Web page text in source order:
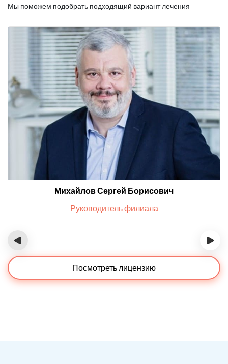
Мы поможем подобрать подходящий вариант лечения
Михайлов Сергей Борисович
Руководитель филиала
‹ ›
Посмотреть лицензию